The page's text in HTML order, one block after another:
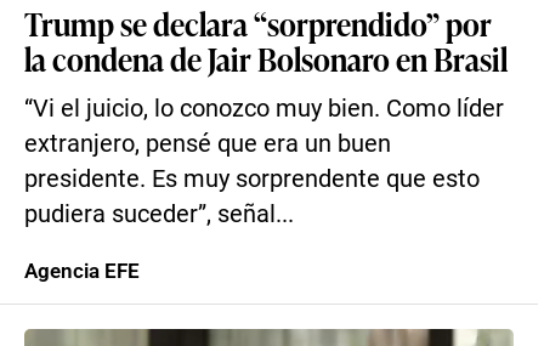
Trump se declara “sorprendido” por
la condena de Jair Bolsonaro en Brasil
“Vi el juicio, lo conozco muy bien. Como líder
extranjero, pensé que era un buen
presidente. Es muy sorprendente que esto
pudiera suceder”, señal...
Agencia EFE